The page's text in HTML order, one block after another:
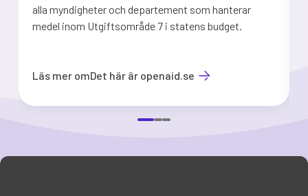
alla myndigheter och departement som hanterar
medel inom Utgiftsområde 7 i statens budget.
Läs mer omDet här är openaid.se